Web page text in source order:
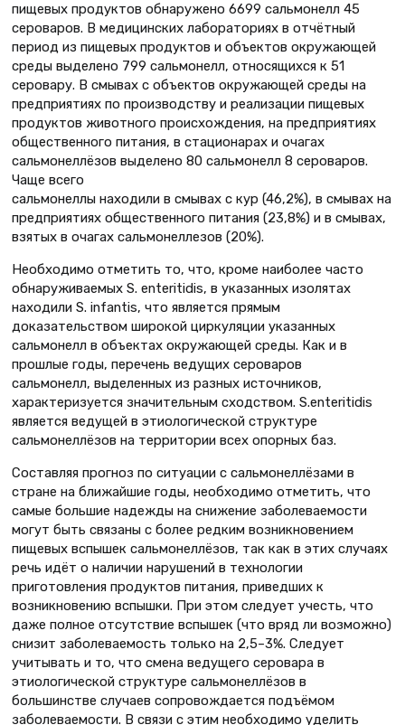
пищевых продуктов обнаружено 6699 сальмонелл 45
сероваров. В медицинских лабораториях в отчётный
период из пищевых продуктов и объектов окружающей
среды выделено 799 сальмонелл, относящихся к 51
серовару. В смывах с объектов окружающей среды на
предприятиях по производству и реализации пищевых
продуктов животного происхождения, на предприятиях
общественного питания, в стационарах и очагах
сальмонеллёзов выделено 80 сальмонелл 8 сероваров.
Чаще всего
сальмонеллы находили в смывах с кур (46,2%), в смывах на
предприятиях общественного питания (23,8%) и в смывах,
взятых в очагах сальмонеллезов (20%).
Необходимо отметить то, что, кроме наиболее часто
обнаруживаемых S. enteritidis, в указанных изолятах
находили S. infantis, что является прямым
доказательством широкой циркуляции указанных
сальмонелл в объектах окружающей среды. Как и в
прошлые годы, перечень ведущих сероваров
сальмонелл, выделенных из разных источников,
характеризуется значительным сходством. S.enteritidis
является ведущей в этиологической структуре
сальмонеллёзов на территории всех опорных баз.
Составляя прогноз по ситуации с сальмонеллёзами в
стране на ближайшие годы, необходимо отметить, что
самые большие надежды на снижение заболеваемости
могут быть связаны с более редким возникновением
пищевых вспышек сальмонеллёзов, так как в этих случаях
речь идёт о наличии нарушений в технологии
приготовления продуктов питания, приведших к
возникновению вспышки. При этом следует учесть, что
даже полное отсутствие вспышек (что вряд ли возможно)
снизит заболеваемость только на 2,5–3%. Следует
учитывать и то, что смена ведущего серовара в
этиологической структуре сальмонеллёзов в
большинстве случаев сопровождается подъёмом
заболеваемости. В связи с этим необходимо уделить